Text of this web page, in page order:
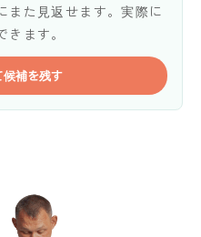
また見返せます。実際に
ます。
補を残す